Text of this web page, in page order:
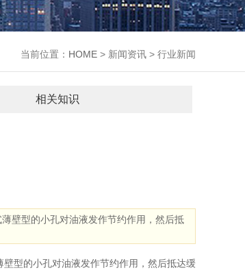
当前位置： HOME > 新闻资讯 > 行业新闻
相关知识
壁型的小孔对油液发作节约作用，然后抵
型的小孔对油液发作节约作用，然后抵达缓